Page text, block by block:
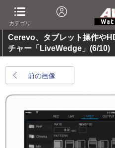
カテゴリ
Cerevo、タブレット操作や
チャー「LiveWedge」 (6/10)
前の画像